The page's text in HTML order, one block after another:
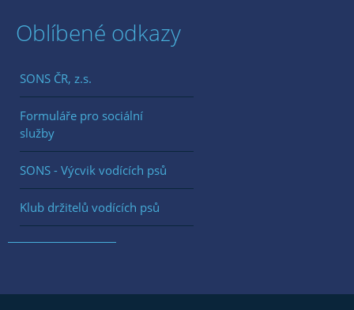
Oblíbené odkazy
SONS ČR, z.s.
Formuláře pro sociální
služby
SONS - Výcvik vodících psů
Klub držitelů vodících psů